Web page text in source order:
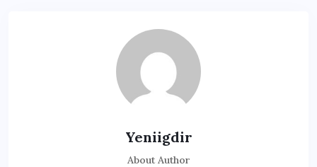
Yeniigdir
About Author